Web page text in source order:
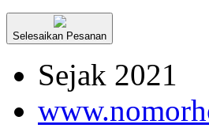
Selesaikan Pesanan
Sejak 2021